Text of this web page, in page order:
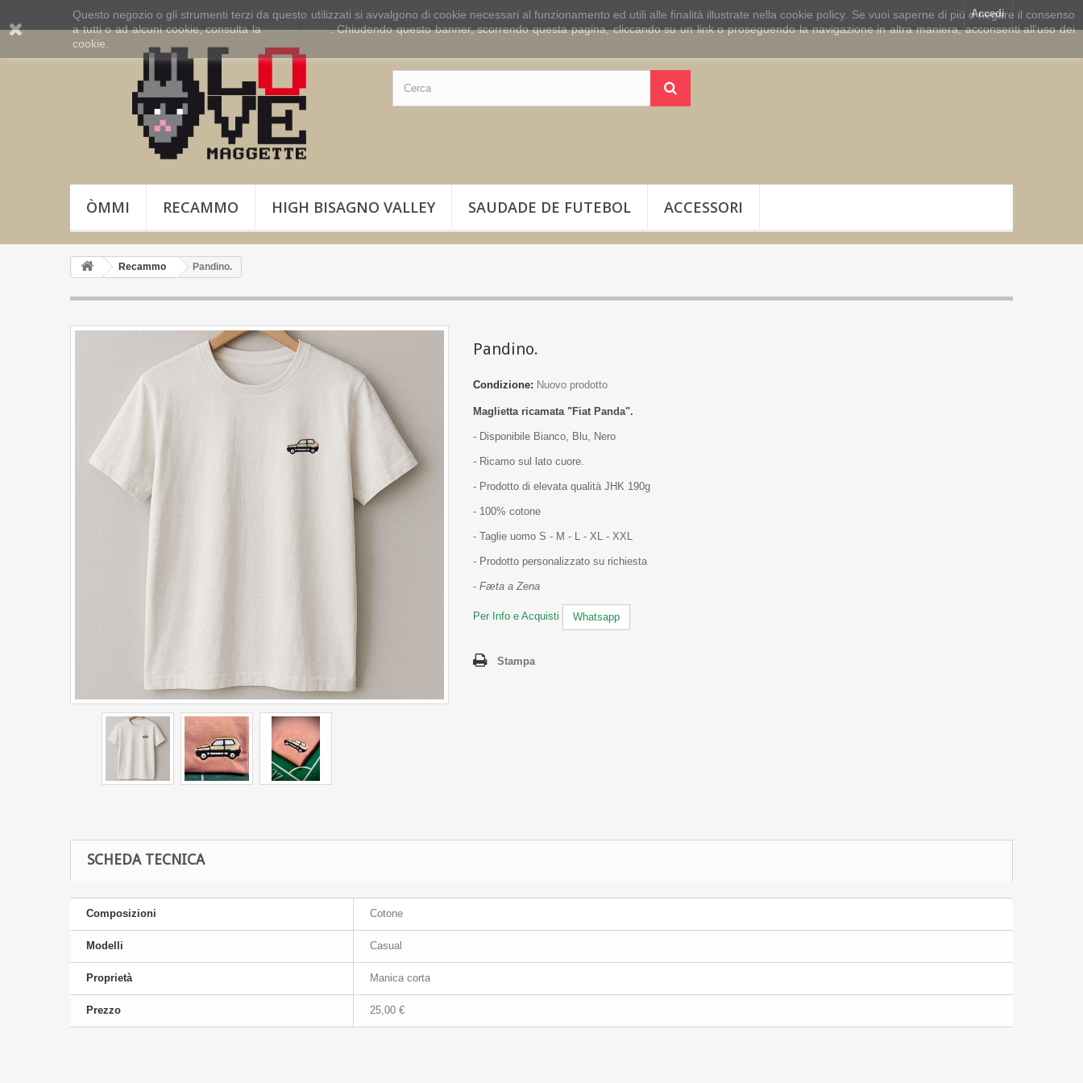
Accedi
ÒMMI RECAMMO HIGH BISAGNO VALLEY SAUDADE DE FUTEBOL ACCESSORI
Recammo Pandino.
Pandino.
Condizione: Nuovo prodotto
Maglietta ricamata "Fiat Panda".
- Disponibile Bianco, Blu, Nero
- Ricamo sul lato cuore.
- Prodotto di elevata qualità JHK 190g
- 100% cotone
- Taglie uomo S - M - L - XL - XXL
- Prodotto personalizzato su richiesta
- Fæta a Zena
Per Info e Acquisti Whatsapp
Stampa
SCHEDA TECNICA
Composizioni Cotone
Modelli Casual
Proprietà Manica corta
Prezzo 25,00 €
Questo negozio o gli strumenti terzi da questo utilizzati si avvalgono di cookie necessari al funzionamento ed utili alle finalità illustrate nella cookie policy. Se vuoi saperne di più o negare il consenso
a tutti o ad alcuni cookie, consulta lacookie policy. Chiudendo questo banner, scorrendo questa pagina, cliccando su un link o proseguendo la navigazione in altra maniera, acconsenti all’uso dei
cookie.